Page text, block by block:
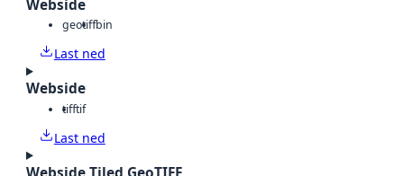
Webside
geotiffbin
Last ned
Webside
tifftif
Last ned